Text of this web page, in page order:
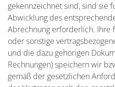
gekennzeichnet sind, sind sie
Abwicklung des
Abrechnung erforderlich. Ihre
oder sonstige
und die dazu gehörigen
Rechnungen) speichern wir
gemäß der gesetzlichen